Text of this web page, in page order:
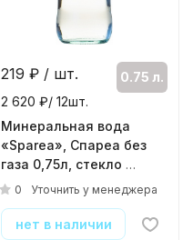
219 ₽ / шт.
0.75 л.
2 620 ₽/ 12шт.
Минеральная вода
«Sparea», Спареа без
газа 0,75л, стекло
( 12шт./уп. )
0 Уточнить у менеджера
нет в наличии